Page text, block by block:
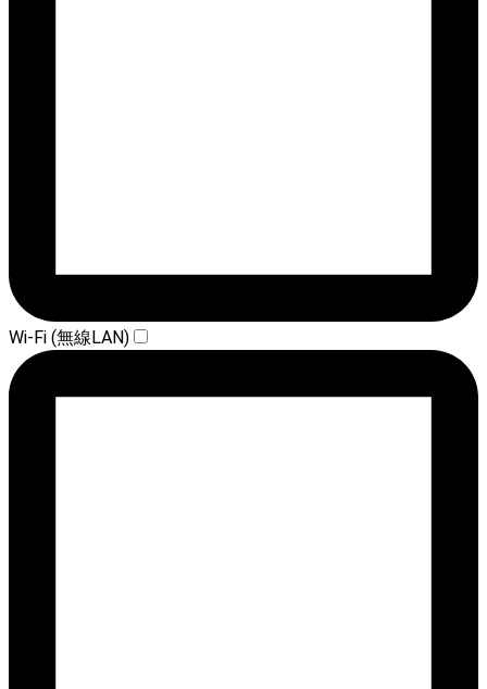
Wi-Fi (無線LAN)